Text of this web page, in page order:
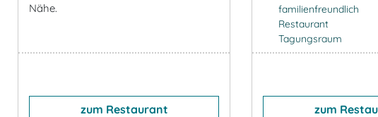
Nähe.
zum Restaurant
familienfreundlich
Restaurant
Tagungsraum
zum